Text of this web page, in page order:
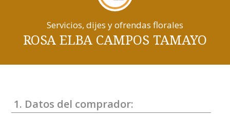
Servicios, dijes y ofrendas florales
ROSA ELBA CAMPOS TAMAYO
1. Datos del comprador: